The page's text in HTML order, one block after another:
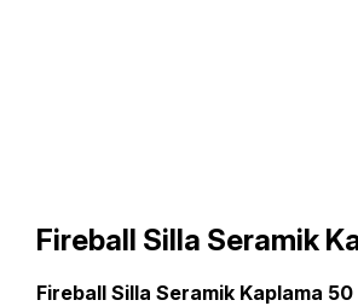
Fireball Silla Seramik
Fireball Silla Seramik Kaplama 50